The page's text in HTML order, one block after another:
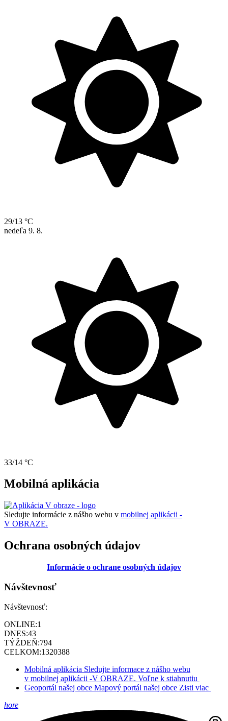
29/13 °C
nedeľa 9. 8.
33/14 °C
Mobilná aplikácia
Sledujte informácie z nášho webu v mobilnej aplikácii -
V OBRAZE.
Ochrana osobných údajov
Informácie o ochrane osobných údajov
Návštevnosť
Návštevnosť:
ONLINE:1
DNES:43
TÝŽDEŇ:794
CELKOM:1320388
Mobilná aplikácia Sledujte informace z nášho webu
v mobilnej aplikácii -V OBRAZE. Voľne k stiahnutiu
Geoportál našej obce Mapový portál našej obce Zisti viac
hore